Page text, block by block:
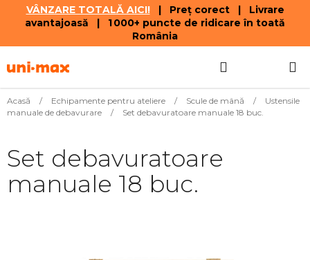
VÂNZARE TOTALĂ AICI!| Preț corect | Livrare
avantajoasă | 1 000+ puncte de ridicare în toată
România
la
DE
Acasă / Echipamente pentru ateliere / Scule de mână /
Ustensile
manuale de debavurare
/ Set debavuratoare manuale 18 buc.
Set debavuratoare
manuale 18 buc.